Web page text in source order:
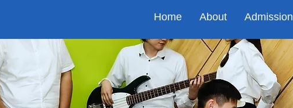
Home About Admission